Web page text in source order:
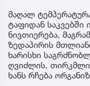
მაღალ
ტაფიდან საკვებში
ნივთიერება,
ზედაპირის
ხარისხი
ღვიძლის,
ხანს რჩება